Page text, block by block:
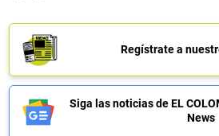
Regístrate a
Siga las noticias de EL
News